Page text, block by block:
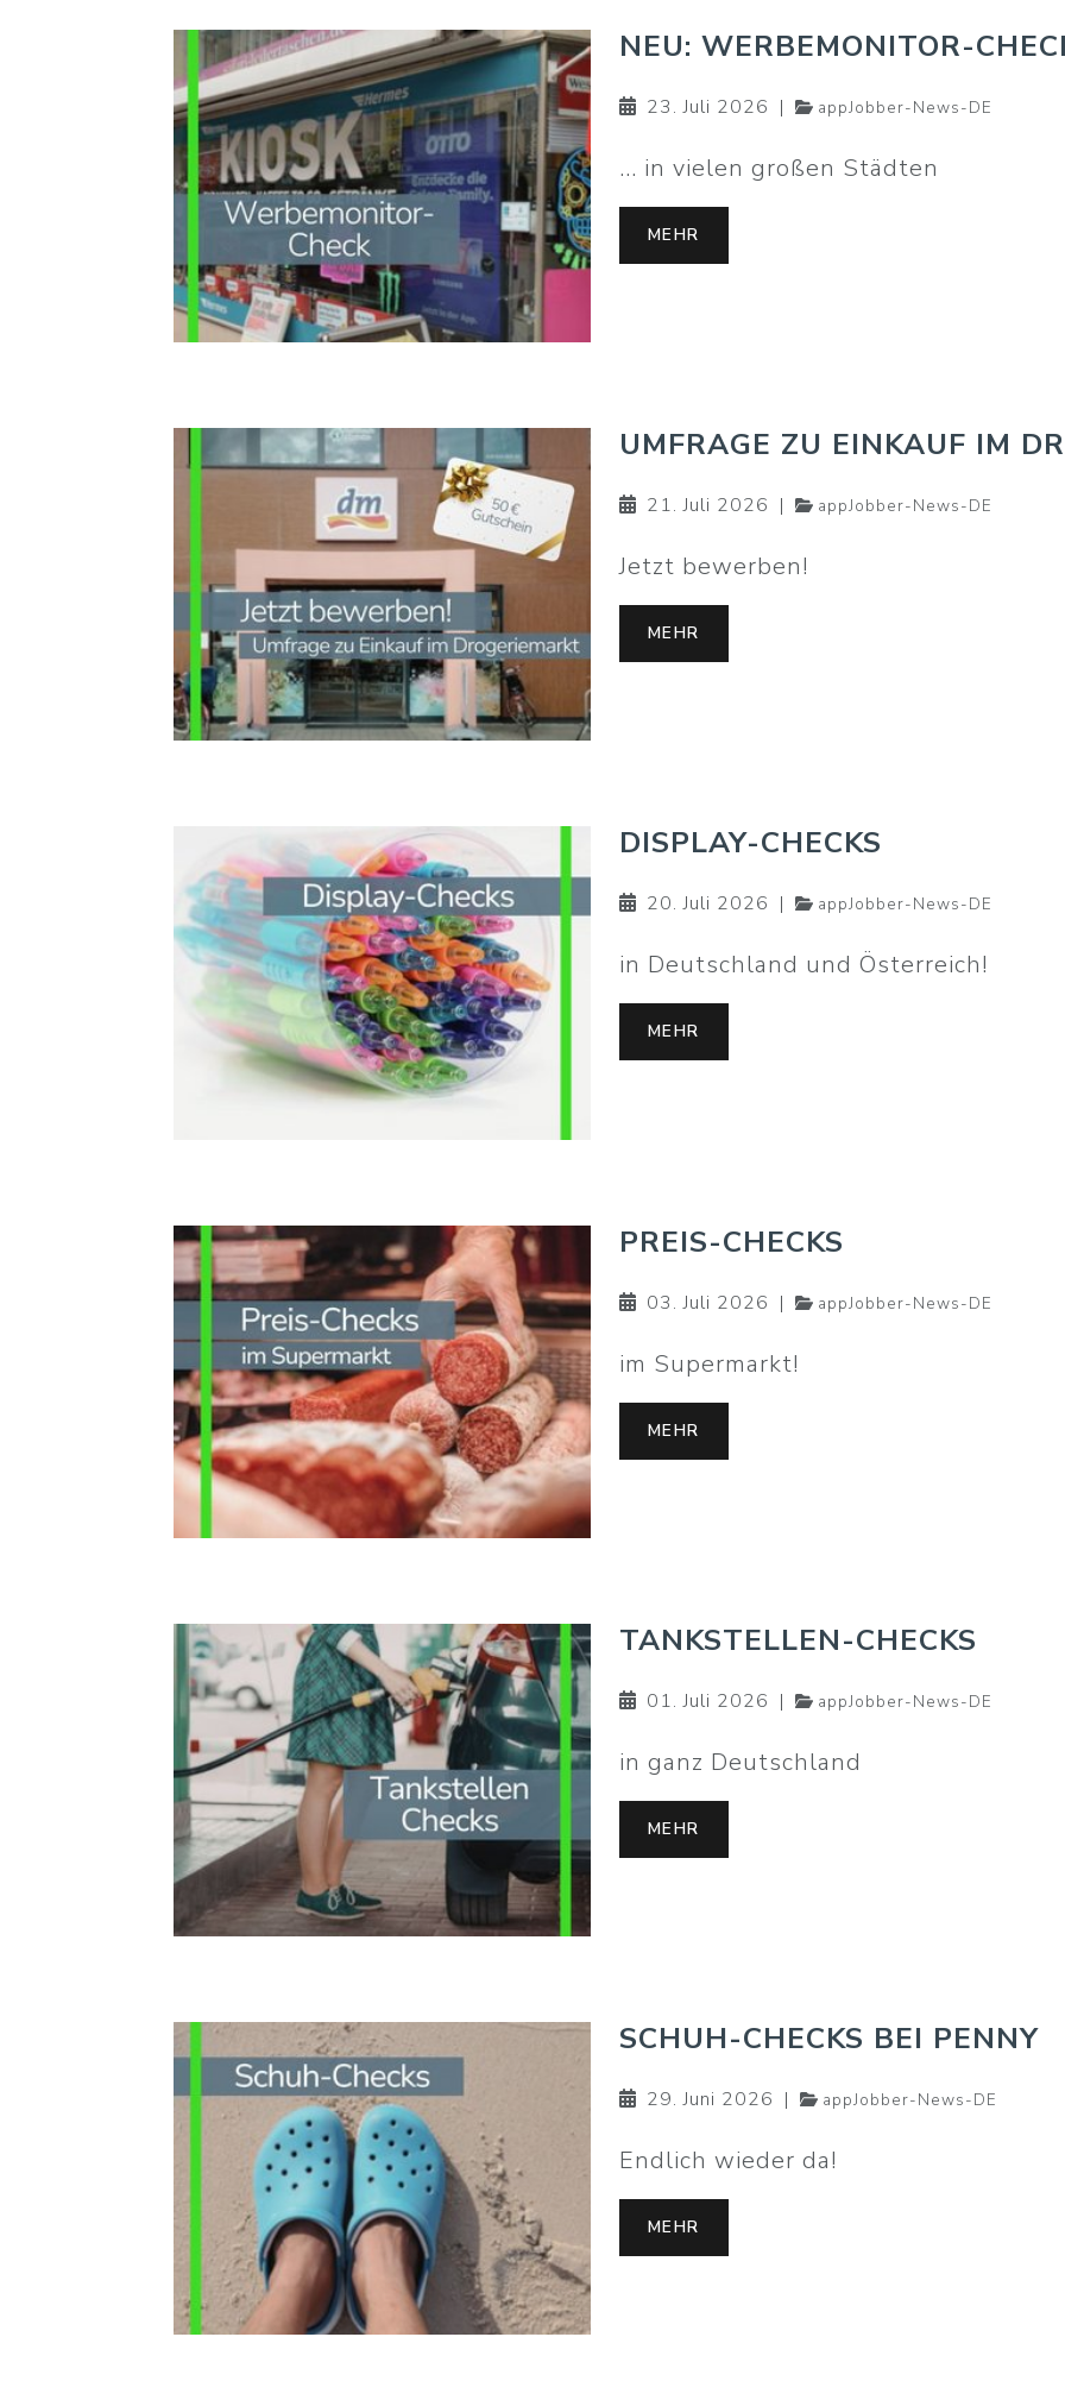
NEU: WERBEMONITOR-
23. Juli 2026 | appJobber-News-DE
... in vielen großen Städten
MEHR
UMFRAGE ZU EINKAUF IM
21. Juli 2026 | appJobber-News-DE
Jetzt bewerben!
MEHR
DISPLAY-CHECKS
20. Juli 2026 | appJobber-News-DE
in Deutschland und Österreich!
MEHR
PREIS-CHECKS
03. Juli 2026 | appJobber-News-DE
im Supermarkt!
MEHR
TANKSTELLEN-CHECKS
01. Juli 2026 | appJobber-News-DE
in ganz Deutschland
MEHR
SCHUH-CHECKS BEI PENNY
29. Juni 2026 | appJobber-News-DE
Endlich wieder da!
MEHR